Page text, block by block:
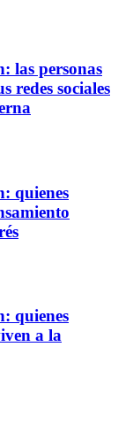
las personas
redes sociales
quienes
quienes
a la